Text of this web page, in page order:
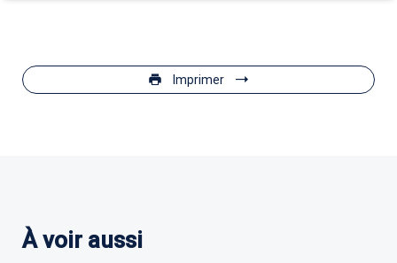
Imprimer
À voir aussi